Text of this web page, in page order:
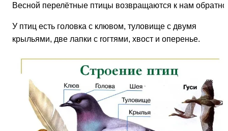
Весной перелётные птицы возвращаются к нам
У птиц есть головка с клювом, туловище с двумя
крыльями, две лапки с rогтями, хвост и оперенье.